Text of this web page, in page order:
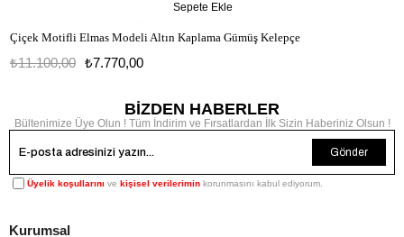
Çiçek Motifli Elmas Modeli Altın Kaplama Gümüş Kelepçe
₺7.770,00
₺11.100,00
Sepete Ekle
BİZDEN HABERLER
Bültenimize Üye Olun ! Tüm İndirim ve Fırsatlardan İlk Sizin Haberiniz Olsun !
Gönder
Üyelik koşullarını ve kişisel verilerimin korunmasını kabul ediyorum.
Kurumsal